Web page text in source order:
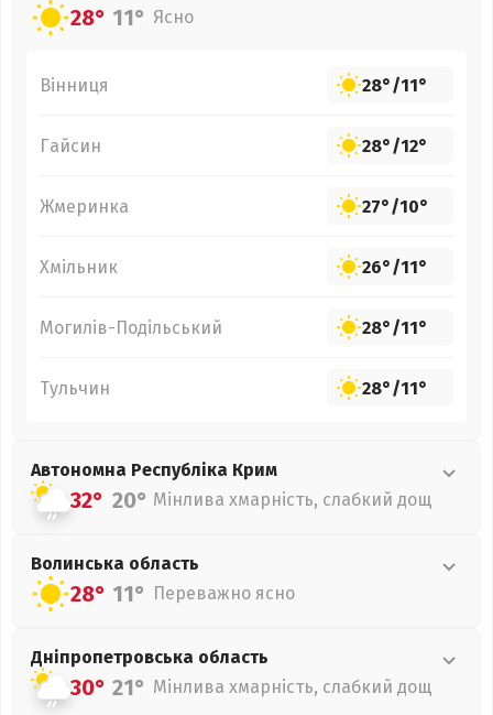
28° 11° Ясно
Вінниця 28°/11°
Гайсин 28°/12°
Жмеринка 27°/10°
Хмільник 26°/11°
Могилів-Подільський 28°/11°
Тульчин 28°/11°
Автономна Республіка Крим
32° 20° Мінлива хмарність, слабкий дощ
Волинська область
28° 11° Переважно ясно
Дніпропетровська область
30° 21° Мінлива хмарність, слабкий дощ